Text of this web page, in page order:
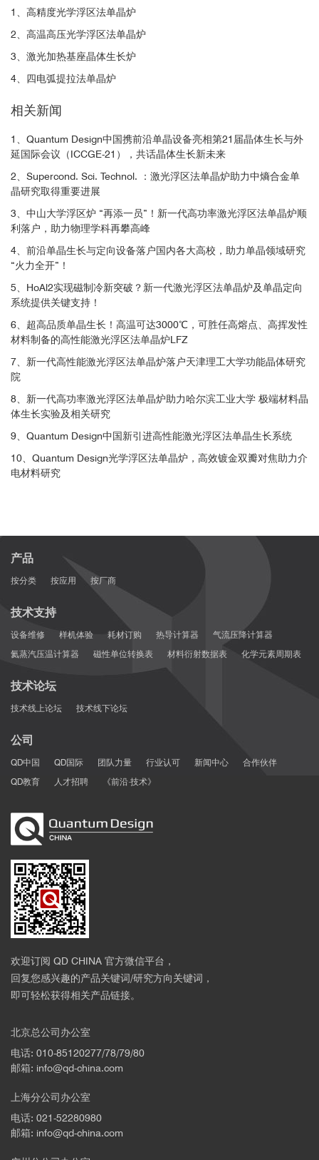
1、高精度光学浮区法单晶炉
2、高温高压光学浮区法单晶炉
3、激光加热基座晶体生长炉
4、四电弧提拉法单晶炉
相关新闻
1、Quantum Design中国携前沿单晶设备亮相第21届晶体生长与外
延国际会议（ICCGE-21），共话晶体生长新未来
2、Supercond. Sci. Technol. ：激光浮区法单晶炉助力中熵合金单
晶研究取得重要进展
3、中山大学浮区炉 “再添一员”！新一代高功率激光浮区法单晶炉顺
利落户，助力物理学科再攀高峰
4、前沿单晶生长与定向设备落户国内各大高校，助力单晶领域研究
“火力全开”！
5、HoAl2实现磁制冷新突破？新一代激光浮区法单晶炉及单晶定向
系统提供关键支持！
6、超高品质单晶生长！高温可达3000℃，可胜任高熔点、高挥发性
材料制备的高性能激光浮区法单晶炉LFZ
7、新一代高性能激光浮区法单晶炉落户天津理工大学功能晶体研究
院
8、新一代高功率激光浮区法单晶炉助力哈尔滨工业大学 极端材料晶
体生长实验及相关研究
9、Quantum Design中国新引进高性能激光浮区法单晶生长系统
10、Quantum Design光学浮区法单晶炉，高效镀金双瓣对焦助力介
电材料研究
产品
按分类 按应用 按厂商
技术支持
设备维修 样机体验 耗材订购 热导计算器
气流压降计算器
氦蒸汽压温计算器
磁性单位转换表 材料衍射数据表 化学元素周期表
技术论坛
技术线上论坛 技术线下论坛
公司
QD中国 QD国际 团队力量 行业认可 新闻中心
合作伙伴
QD教育
人才招聘 《前沿·技术》
欢迎订阅 QD CHINA 官方微信平台，
回复您感兴趣的产品关键词/研究方向关键词，
即可轻松获得相关产品链接。
北京总公司办公室
电话: 010-85120277/78/79/80
邮箱: info@qd-china.com
上海分公司办公室
电话: 021-52280980
邮箱: info@qd-china.com